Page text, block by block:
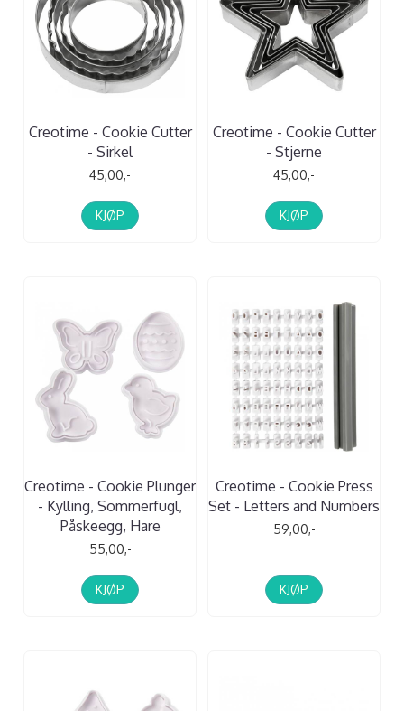
Creotime - Cookie Cutter
- Sirkel
45,00,-
KJØP
Creotime - Cookie Cutter
- Stjerne
45,00,-
KJØP
Creotime - Cookie Plunger
- Kylling, Sommerfugl,
Påskeegg, Hare
55,00,-
KJØP
Creotime - Cookie Press
Set - Letters and Numbers
59,00,-
KJØP